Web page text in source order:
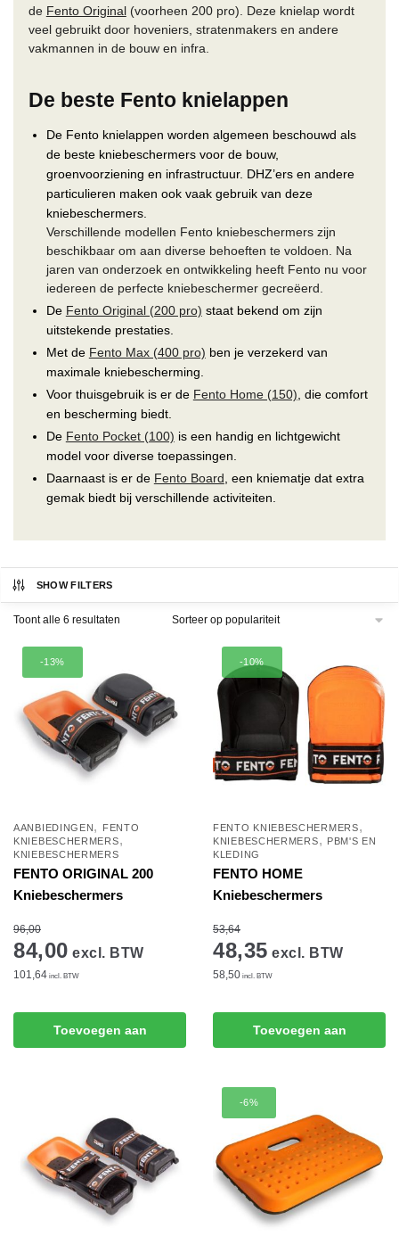
de Fento Original(voorheen 200 pro). Deze knielap wordt
veel gebruikt door hoveniers, stratenmakers en andere
vakmannen in de bouw en infra.
De beste Fento knielappen
De Fento knielappen worden algemeen beschouwd als
de beste kniebeschermers voor de bouw,
groenvoorziening en infrastructuur. DHZ’ers en andere
particulieren maken ook vaak gebruik van deze
kniebeschermers.
Verschillende modellen Fento kniebeschermers zijn
beschikbaar om aan diverse behoeften te voldoen. Na
jaren van onderzoek en ontwikkeling heeft Fento nu voor
iedereen de perfecte kniebeschermer gecreëerd.
De Fento Original (200 pro) staat bekend om zijn
uitstekende prestaties.
Met de Fento Max (400 pro) ben je verzekerd van
maximale kniebescherming.
Voor thuisgebruik is er de Fento Home (150) , die comfort
en bescherming biedt.
De Fento Pocket (100) is een handig en lichtgewicht
model voor diverse toepassingen.
Daarnaast is er de Fento Board , een kniematje dat extra
gemak biedt bij verschillende activiteiten.
SHOW FILTERS
Toont alle 6 resultaten Gesorteerd
-13%
AANBIEDINGEN,
FENTO
KNIEBESCHERMERS,
KNIEBESCHERMERS
FENTO ORIGINAL 200
Kniebeschermers
96,00
84,00 excl. BTW
101,64 incl. BTW
Toevoegen aan
-10%
FENTO KNIEBESCHERMERS,
KNIEBESCHERMERS, PBM'S EN
KLEDING
FENTO HOME
Kniebeschermers
53,64
48,35 excl. BTW
58,50 incl. BTW
Toevoegen aan
-6%